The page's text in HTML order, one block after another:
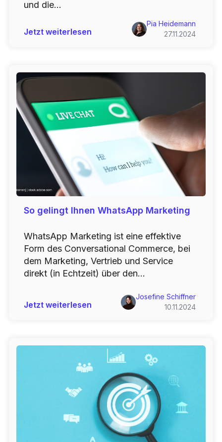
Pia Heidemann
27.11.2024
und die...
Jetzt weiterlesen
So gelingt Ihnen WhatsApp Marketing
Josefine Schiffner
10.11.2024
WhatsApp Marketing ist eine effektive
Form des Conversational Commerce, bei
dem Marketing, Vertrieb und Service
direkt (in Echtzeit) über den...
Jetzt weiterlesen